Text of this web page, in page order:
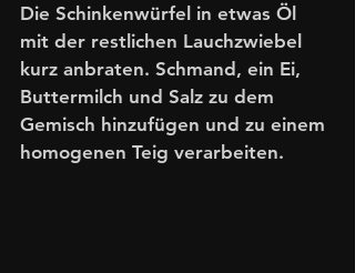
Die Schinkenwürfel in etwas Öl
mit der restlichen Lauchzwiebel
kurz anbraten. Schmand, ein Ei,
Buttermilch und Salz zu dem
Gemisch hinzufügen und zu einem
homogenen Teig verarbeiten.